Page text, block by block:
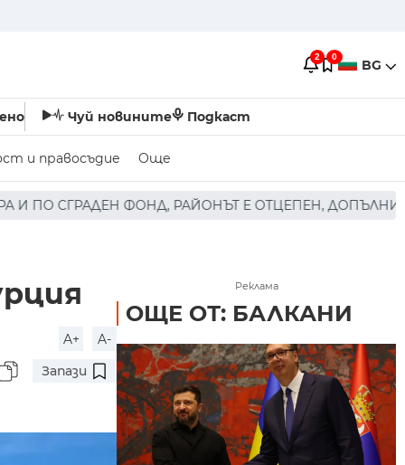
2 0 BG
Чуй новините Подкаст
и правосъдие Още
Е ОТЦЕПЕН, ДОПЪЛНИ ПРЕМИЕРЪТ * * * РАДЕВ
A+
A-
Запази
Реклама
ОЩЕ ОТ: БАЛКАНИ